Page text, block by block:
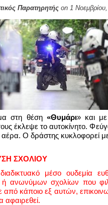
Παρατηρητής on 1
στη θέση «Θυμάρι» και με
έκλεψε το αυτοκίνητο.
αέρα. Ο δράστης κυκλοφορεί
ΣΧΟΛΙΟΥ
μέσο ουδεμία
ανωνύμων σχολίων που
από κάποιο εξ αυτών,
αφαιρεθεί.